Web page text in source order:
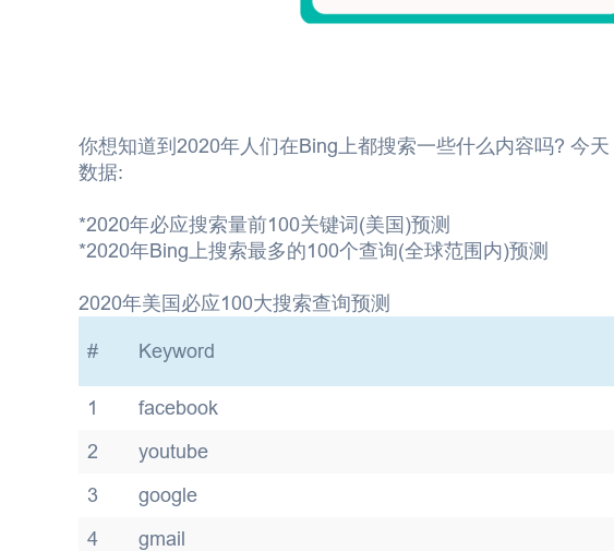
你想知道到2020年人们在Bing上都搜索一些什么内容吗? 今
数据:
*2020年必应搜索量前100关键词(美国)预测
*2020年Bing上搜索最多的100个查询(全球范围内)预测
2020年美国必应100大搜索查询预测
# Keyword
1
facebook
2
youtube
3
google
4
gmail